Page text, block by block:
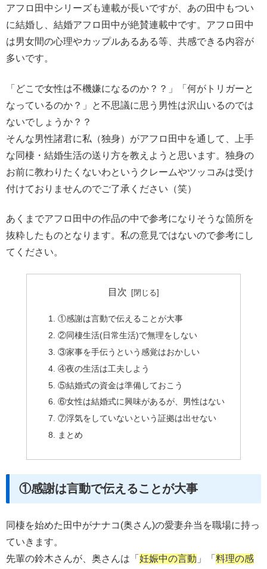
アフロ田中シリーズも連載が長いですが、あの田中もつい
に結婚し、結婚アフロ田中が絶賛連載中です。アフロ田中
は男女間の心理やカップルあるある等、共感できる内容が
多いです。
「どこで女性は不機嫌になるのか？？」「何がトリガーと
なっているのか？」と不思議に思う男性は沢山いるのでは
ないでしょうか？？
そんな男性諸君に私（独身）がアフロ田中を通して、上手
な同棲・結婚生活の送り方を教えようと思います。独身の
お前に教わりたくないわというクレームやツッコみは受け
付けておりませんのでご了承ください（笑）
あくまでアフロ田中の作品の中で参考になりそうな箇所を
抜粋したものとなります。私の意見ではないので参考にし
てください。
目次
①感謝は言動で伝えることが大事
②同棲生活(日常生活)で無理をしない
③家事を手伝うという感覚はおかしい
④夜の生活は工夫しよう
⑤結婚式の資金は準備しておこう
⑥女性は結婚式に興味があるが、男性はない
⑦浮気をしていないという証拠は出せない
まとめ
①感謝は言動で伝えることが大事
同棲を始めた田中がナナコ(奥さん)の愛妻弁当を職場に持っ
ていきます。
先輩の鈴木さんが、奥さんは「 妊娠中の言動 」「 料理の感